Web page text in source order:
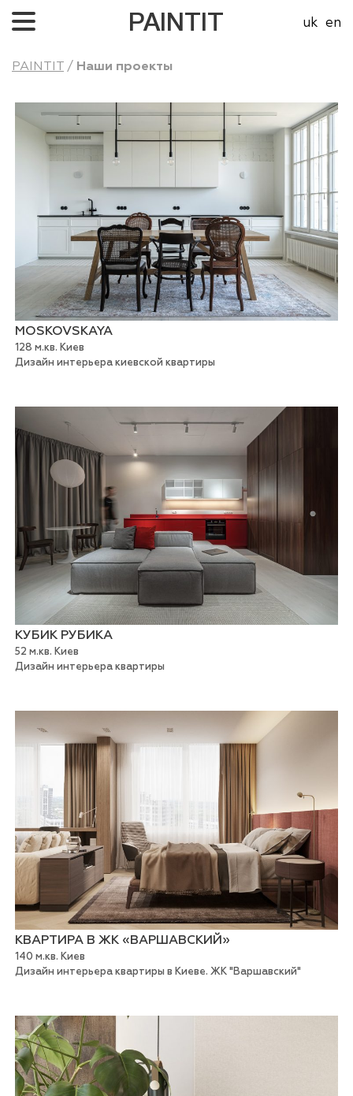
PAINTIT uk en
Про цены
Контакты
PAINTIT / Наши проекты
MOSKOVSKAYA
128 м.кв. Киев
Дизайн интерьера киевской квартиры
КУБИК РУБИКА
52 м.кв. Киев
Дизайн интерьера квартиры
КВАРТИРА В ЖК «ВАРШАВСКИЙ»
140 м.кв. Киев
Дизайн интерьера квартиры в Киеве. ЖК "Варшавский"